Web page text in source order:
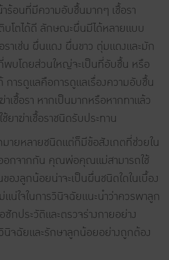
ร้อนที่มีความอับชื้นมากๆ เชื้อรา
บโตได้ดี ลักษณะผื่นมีได้หลายแบบ
ราเช่น ผื่นแดง ผื่นขาว ตุ่มแดงและมัก
พบโดยส่วนใหญ่จะเป็นที่อับชื้น หรือ
การดูแลคือการดูแลเรื่องความอับชื้น
าเชื้อรา หากเป็นมากหรือหากทาแล้ว
ยาฆ่าเชื้อราชนิดรับประทาน
มายหลายชนิดแต่ก็มีข้อสังเกตที่ช่วยใน
อกจากกัน คุณพ่อคุณแม่สามารถใช้
องลูกน้อยน่าจะเป็นผื่นชนิดใดในเบื้อง
แน่ใจในการวินิจฉัยแนะนำว่าควรพาลูก
ประวัติและตรวจร่างกายอย่าง
นิจฉัยและรักษาลูกน้อยอย่างถูกต้อง